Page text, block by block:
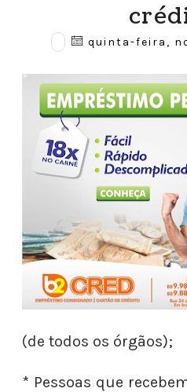
quinta-feira,
(de todos os órgãos);
* Pessoas que